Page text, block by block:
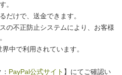
。
だけで、送金できます。
の不正防止システムにより、お客様
中で利用されています。
PayPal公式サイト 】にてご確認い